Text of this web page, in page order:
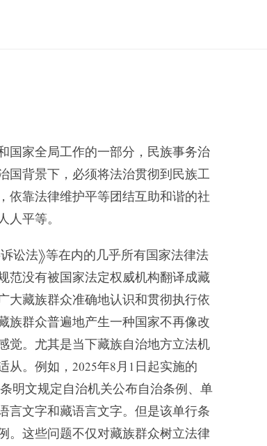
国家全局工作的一部分，民族事务治
国背景下，必须将法治贯彻到民族工
依靠法律维护平等团结互助和谐的社
平等。
诉讼法》等在内的几乎所有国家法律法
范没有被国家法定权威机构翻译成藏
大藏族群众准确地认识和贯彻执行依
族群众普遍地产生一种国家不再像改
觉。尤其是当下藏族自治地方立法机
。例如，2025年8月1日起实施的
明文规定自治机关公布自治条例、单
言文字和藏语言文字。但是该单行条
。这些问题不仅对藏族群众树立法律